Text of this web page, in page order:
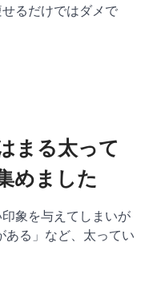
るだけではダメで
まる太って
めました
象を与えてしまいが
ある」など、太ってい